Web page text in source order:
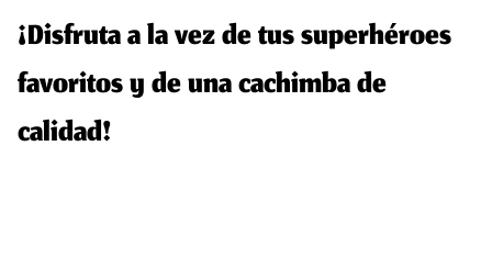
¡Disfruta a la vez de tus superhéroes
favoritos y de una cachimba de
calidad!